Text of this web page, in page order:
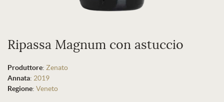
Ripassa Magnum con astuccio
Produttore: Zenato
Annata: 2019
Regione: Veneto